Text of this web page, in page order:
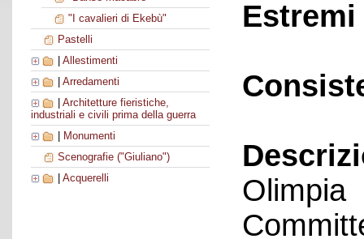
"I cavalieri di Ekebù"
Pastelli
Allestimenti
Arredamenti
Architetture fieristiche,
industriali e civili prima della guerra
Monumenti
Scenografie ("Giuliano")
Acquerelli
Olimpia